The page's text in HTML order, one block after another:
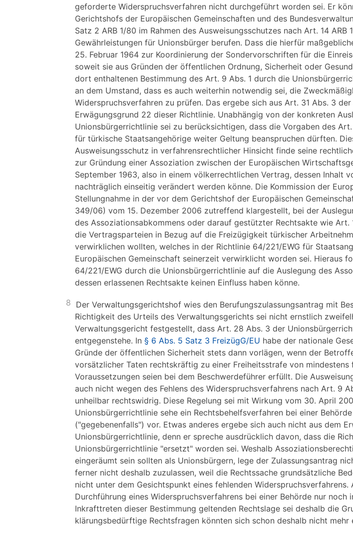
geforderte Widerspruchsverfahren nicht durchgeführt worden sei. Er
Gerichtshofs der Europäischen Gemeinschaften und des
Satz 2 ARB 1/80 im Rahmen des Ausweisungsschutzes nach Art. 14
Gewährleistungen für Unionsbürger berufen. Dass die hierfür
25. Februar 1964 zur Koordinierung der Sondervorschriften für die
soweit sie aus Gründen der öffentlichen Ordnung, Sicherheit oder
dort enthaltenen Bestimmung des Art. 9 Abs. 1 durch die
an dem Umstand, dass es auch weiterhin notwendig sei, die
Widerspruchsverfahren zu prüfen. Das ergebe sich aus Art. 31 Abs. 3
Erwägungsgrund 22 dieser Richtlinie. Unabhängig von der konkreten
Unionsbürgerrichtlinie sei zu berücksichtigen, dass die Vorgaben des
für türkische Staatsangehörige weiter Geltung beanspruchen dürften.
Ausweisungsschutz in verfahrensrechtlicher Hinsicht finde seine
zur Gründung einer Assoziation zwischen der Europäischen
September 1963, also in einem völkerrechtlichen Vertrag, dessen Inhalt
nachträglich einseitig verändert werden könne. Die Kommission der
Stellungnahme in der vor dem Gerichtshof der Europäischen
349/06) vom 15. Dezember 2006 zutreffend klargestellt, bei der
des Assoziationsabkommens oder darauf gestützter Rechtsakte wie Art.
die Vertragsparteien in Bezug auf die Freizügigkeit türkischer
verwirklichen wollten, welches in der Richtlinie 64/221/EWG für
Europäischen Gemeinschaft seinerzeit verwirklicht worden sei. Hieraus
64/221/EWG durch die Unionsbürgerrichtlinie auf die Auslegung des
dessen erlassenen Rechtsakte keinen Einfluss haben könne.
8 Der Verwaltungsgerichtshof wies den Berufungszulassungsantrag mit
Richtigkeit des Urteils des Verwaltungsgerichts sei nicht ernstlich
Verwaltungsgericht festgestellt, dass Art. 28 Abs. 3 der
entgegenstehe. In § 6 Abs. 5 Satz 3 FreizügG/EU habe der nationale
Gründe der öffentlichen Sicherheit stets dann vorlägen, wenn der
vorsätzlicher Taten rechtskräftig zu einer Freiheitsstrafe von
Voraussetzungen seien bei dem Beschwerdeführer erfüllt. Die
auch nicht wegen des Fehlens des Widerspruchsverfahrens nach Art. 9
unheilbar rechtswidrig. Diese Regelung sei mit Wirkung vom 30. April
Unionsbürgerrichtlinie sehe ein Rechtsbehelfsverfahren bei einer
("gegebenenfalls") vor. Etwas anderes ergebe sich auch nicht aus dem
Unionsbürgerrichtlinie, denn er spreche ausdrücklich davon, dass die
Unionsbürgerrichtlinie "ersetzt" worden sei. Weshalb
eingeräumt sein sollten als Unionsbürgern, lege der Zulassungsantrag
ferner nicht deshalb zuzulassen, weil die Rechtssache grundsätzliche
nicht unter dem Gesichtspunkt eines fehlenden
Durchführung eines Widerspruchsverfahrens bei einer Behörde nur
Inkrafttreten dieser Bestimmung geltenden Rechtslage sei deshalb die
klärungsbedürftige Rechtsfragen könnten sich schon deshalb nicht mehr